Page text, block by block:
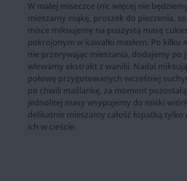
W małej miseczce (nic więcej nie
mieszamy mąkę, proszek do pieczenia,
misce miksujemy na puszystą masę
pokrojonym w kawałki masłem. Po kilku
nie przerywając mieszania, dodajemy po
wlewamy ekstrakt z wanilii. Nadal
połowę przygotowanych wcześniej
po chwili maślankę, za moment
jednolitej masy wsypujemy do miski
delikatnie mieszamy całość łopatką
ich w cieście.